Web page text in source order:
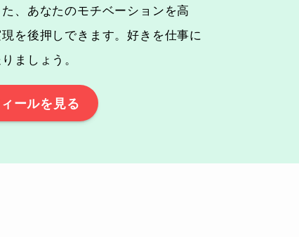
、あなたのモチベーションを高
を後押しできます。好きを仕事に
ましょう。
ールを見る